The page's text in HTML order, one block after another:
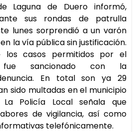
Laguna de Duero informó,
sus rondas de patrulla
lunes sorprendió a un varón
la vía pública sin justificación.
casos permitidos por el
sancionado con la
En total son ya 29
sido multadas en el municipio
Policía Local señala que
de vigilancia, así como
telefónicamente.